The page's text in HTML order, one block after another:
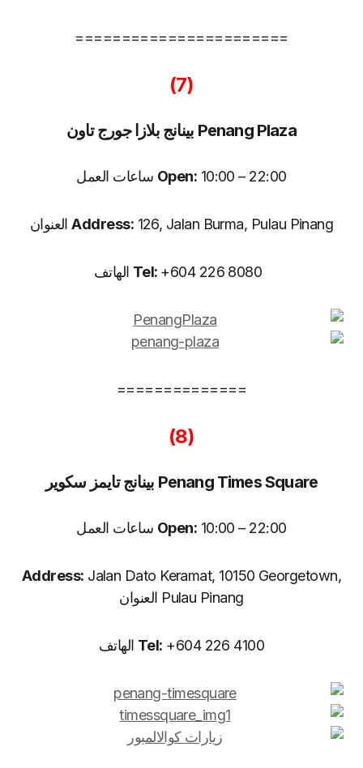
=======================
(7)
Penang Plaza بينانج بلازا جورج تاون
Open: 10:00 – 22:00 ساعات العمل
Address: 126, Jalan Burma, Pulau Pinang العنوان
Tel: +604 226 8080 الهاتف
==============
(8)
Penang Times Square بينانج تايمز سكوير
Open: 10:00 – 22:00 ساعات العمل
Address: Jalan Dato Keramat, 10150 Georgetown,
Pulau Pinang العنوان
Tel: +604 226 4100 الهاتف